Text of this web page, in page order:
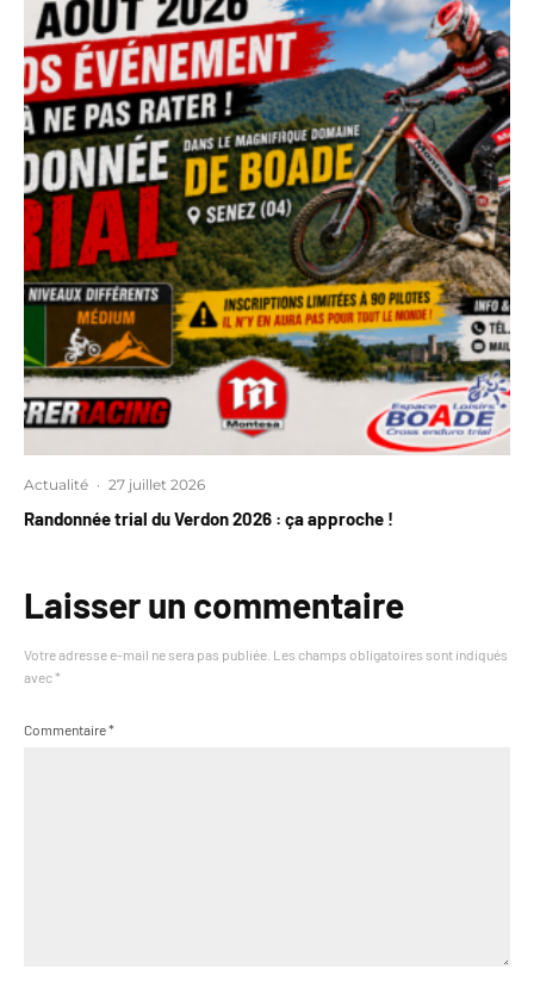
Actualité · 27 juillet 2026
Randonnée trial du Verdon 2026 : ça approche !
Laisser un commentaire
Votre adresse e-mail ne sera pas publiée. Les champs obligatoires sont indiqués
avec *
Commentaire*